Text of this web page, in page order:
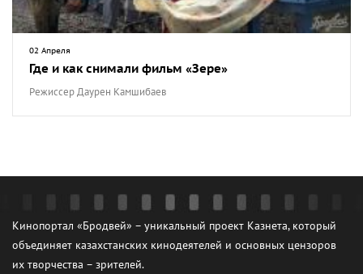
02 Апреля
Где и как снимали фильм «Зере»
Режиссер Даурен Камшибаев
Кинопортал «Бродвей» – уникальный проект Казнета, который
объединяет казахстанских кинодеятелей и основных цензоров
их творчества – зрителей.